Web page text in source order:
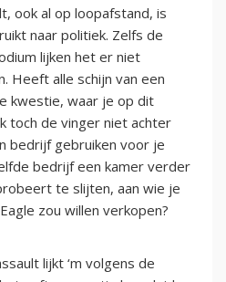
ook al op loopafstand, is
naar politiek. Zelfs de
lijken het er niet
Heeft alle schijn van een
kwestie, waar je op dit
toch de vinger niet achter
bedrijf gebruiken voor je
bedrijf een kamer verder
te slijten, aan wie je
zou willen verkopen?
lijkt ‘m volgens de